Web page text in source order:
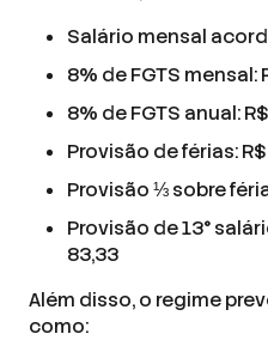
Salário mensal
8% de FGTS mensal:
8% de FGTS anual:
Provisão de férias:
Provisão ⅓ sobre
Provisão de 13°
83,33
Além disso, o regime
como: